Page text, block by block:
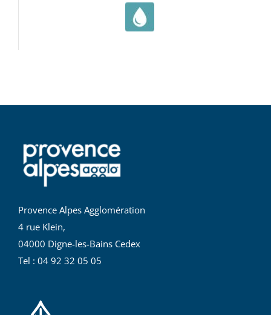
Provence Alpes Agglomération
4 rue Klein,
04000 Digne-les-Bains Cedex
Tel : 04 92 32 05 05